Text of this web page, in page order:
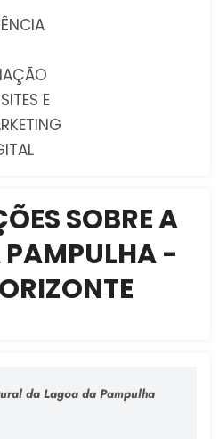
E
SOBRE A
-
da Lagoa da Pampulha